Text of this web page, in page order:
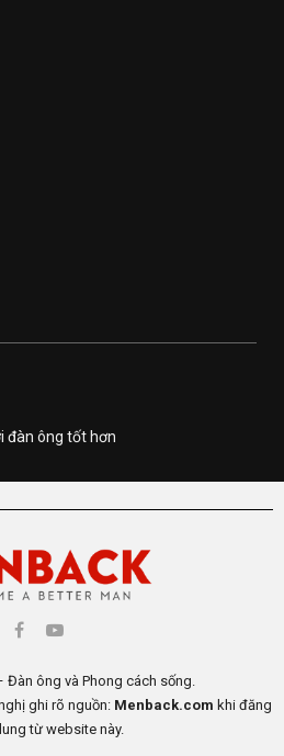
đàn ông tốt hơn
Đàn ông và Phong cách sống.
ghi rõ nguồn: Menback.com khi đăng
từ website này.